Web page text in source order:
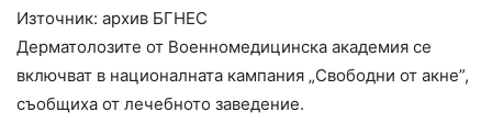
Източник: архив БГНЕС
Дерматолозите от Военномедицинска академия се
включват в националната кампания „Свободни от акне”,
съобщиха от лечебното заведение.